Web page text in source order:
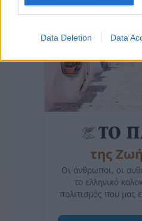
Data Deletion Data
της
Οι άνθρωποι, οι
το ελληνικό
πολιτισμός που μας